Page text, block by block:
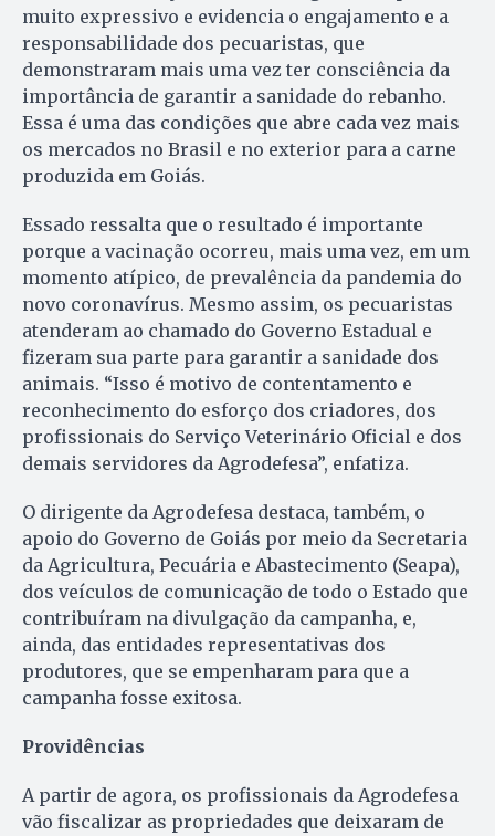
muito expressivo e evidencia o engajamento e a
responsabilidade dos pecuaristas, que
demonstraram mais uma vez ter consciência da
importância de garantir a sanidade do rebanho.
Essa é uma das condições que abre cada vez mais
os mercados no Brasil e no exterior para a carne
produzida em Goiás.
Essado ressalta que o resultado é importante
porque a vacinação ocorreu, mais uma vez, em um
momento atípico, de prevalência da pandemia do
novo coronavírus. Mesmo assim, os pecuaristas
atenderam ao chamado do Governo Estadual e
fizeram sua parte para garantir a sanidade dos
animais. “Isso é motivo de contentamento e
reconhecimento do esforço dos criadores, dos
profissionais do Serviço Veterinário Oficial e dos
demais servidores da Agrodefesa”, enfatiza.
O dirigente da Agrodefesa destaca, também, o
apoio do Governo de Goiás por meio da Secretaria
da Agricultura, Pecuária e Abastecimento (Seapa),
dos veículos de comunicação de todo o Estado que
contribuíram na divulgação da campanha, e,
ainda, das entidades representativas dos
produtores, que se empenharam para que a
campanha fosse exitosa.
Providências
A partir de agora, os profissionais da Agrodefesa
vão fiscalizar as propriedades que deixaram de